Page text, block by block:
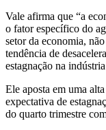
Vale afirma que “a
o fator específico do
setor da economia,
tendência de
estagnação na
Ele aposta em uma
expectativa de
do quarto trimestre